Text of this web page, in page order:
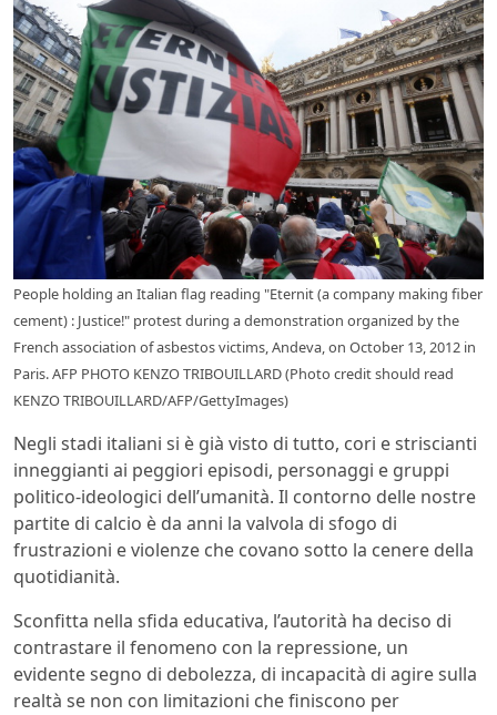
People holding an Italian flag reading "Eternit (a company making fiber
cement) : Justice!" protest during a demonstration organized by the
French association of asbestos victims, Andeva, on October 13, 2012 in
Paris. AFP PHOTO KENZO TRIBOUILLARD (Photo credit should read
KENZO TRIBOUILLARD/AFP/GettyImages)
Negli stadi italiani si è già visto di tutto, cori e striscianti
inneggianti ai peggiori episodi, personaggi e gruppi
politico-ideologici dell’umanità. Il contorno delle nostre
partite di calcio è da anni la valvola di sfogo di
frustrazioni e violenze che covano sotto la cenere della
quotidianità.
Sconfitta nella sfida educativa, l’autorità ha deciso di
contrastare il fenomeno con la repressione, un
evidente segno di debolezza, di incapacità di agire sulla
realtà se non con limitazioni che finiscono per